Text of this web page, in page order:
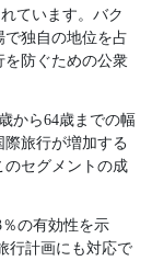
ています。バク
独自の地位を占
を防ぐための公衆
から64歳までの幅
旅行が増加する
のセグメントの成
の有効性を示
行計画にも対応で